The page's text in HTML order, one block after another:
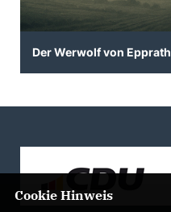
Der Werwolf von Epprath
Cookie Hinweis